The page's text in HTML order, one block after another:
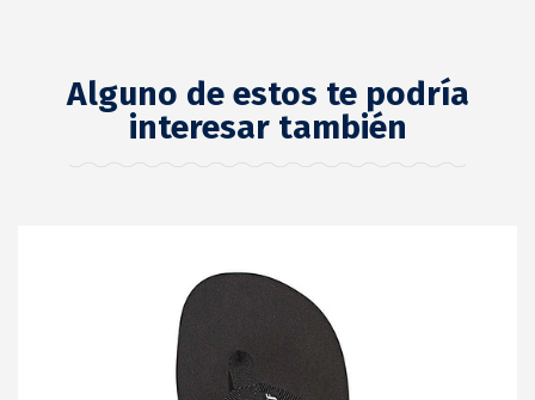
Alguno de estos te podría
interesar también